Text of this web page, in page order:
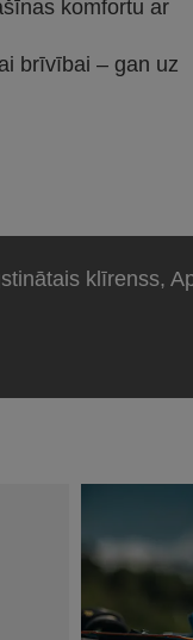
komfortu ar
brīvībai – gan uz
klīrenss,